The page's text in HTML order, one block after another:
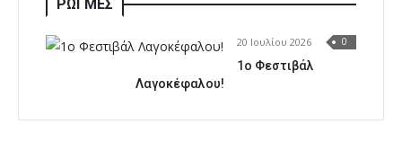
ΡΩΓΜΕΣ
20 Ιουλίου 2026 0
1o Φεστιβάλ
Λαγοκέφαλου!